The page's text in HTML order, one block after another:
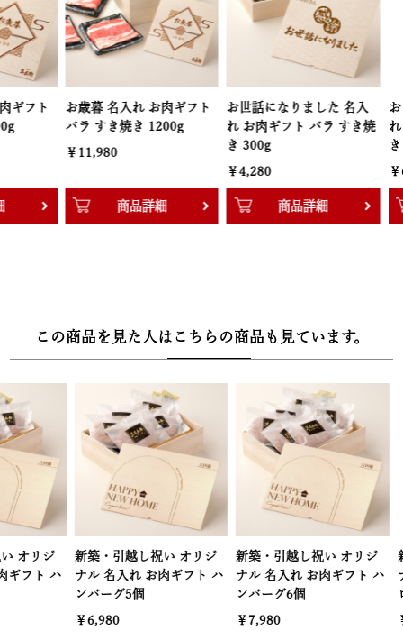
お歳暮 名入れ お肉ギフト
バラ すき焼き 1200g
商品詳細
お世話になりました 名入
れ お肉ギフト バラ すき焼
商品詳細
お世話にな
れ お肉ギフ
商
この商品を見た人はこちらの商品も見ています。
新築・引越し祝い オリジ
ナル 名入れ お肉ギフト ハ
ンバーグ5個
新築・引越し祝い オリジ
ナル 名入れ お肉ギフト ハ
ンバーグ6個
新築・引越
ナル 名入れ
ロースすき